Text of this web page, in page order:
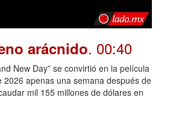
arácnido. 00:40
New Day” se convirtió en la película
2026 apenas una semana después de
mil 155 millones de dólares en